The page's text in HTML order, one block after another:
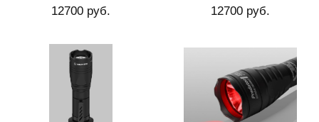
12700 руб.
12700 руб.